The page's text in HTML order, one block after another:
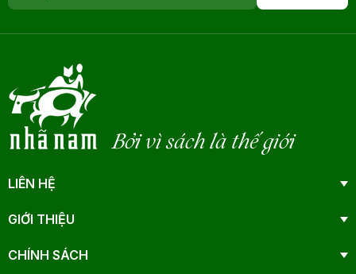
Bởi vì sách là thế giới
LIÊN HỆ
GIỚI THIỆU
CHÍNH SÁCH